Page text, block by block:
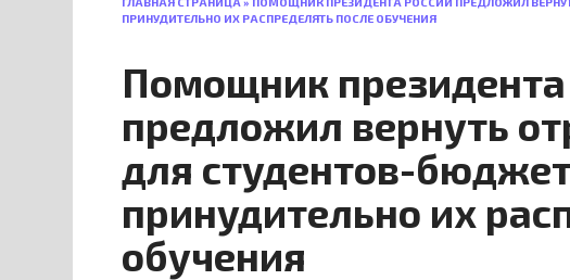
ГЛАВНАЯ СТРАНИЦА» ПОМОЩНИК ПРЕЗИДЕНТА РОССИИ ПРЕДЛОЖИЛ
ПРИНУДИТЕЛЬНО ИХ РАСПРЕДЕЛЯТЬ ПОСЛЕ ОБУЧЕНИЯ
Помощник президента
предложил вернуть
для студентов-
принудительно их
обучения